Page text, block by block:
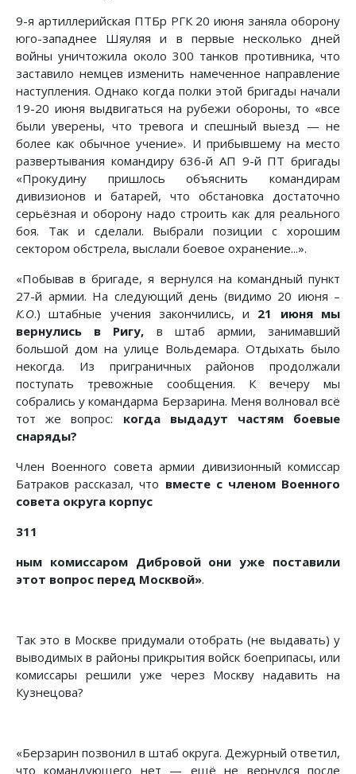
9-я артиллерийская ПТБр РГК 20 июня заняла оборону
юго-западнее Шяуляя и в первые несколько дней
войны уничтожила около 300 танков противника, что
заставило немцев изменить намеченное направление
наступления. Однако когда полки этой бригады начали
19-20 июня выдвигаться на рубежи обороны, то «все
были уверены, что тревога и спешный выезд — не
более как обычное учение». И прибывшему на место
развертывания командиру 636-й АП 9-й ПТ бригады
«Прокудину пришлось объяснить командирам
дивизионов и батарей, что обстановка достаточно
серьёзная и оборону надо строить как для реального
боя. Так и сделали. Выбрали позиции с хорошим
сектором обстрела, выслали боевое охранение...».
«Побывав в бригаде, я вернулся на командный пункт
27-й армии. На следующий день (видимо 20 июня –
К.О.) штабные учения закончились, и 21 июня мы
вернулись в Ригу, в штаб армии, занимавший
большой дом на улице Вольдемара. Отдыхать было
некогда. Из приграничных районов продолжали
поступать тревожные сообщения. К вечеру мы
собрались у командарма Берзарина. Меня волновал всё
тот же вопрос: когда выдадут частям боевые
снаряды?
Член Военного совета армии дивизионный комиссар
Батраков рассказал, что вместе с членом Военного
совета округа корпус
311
ным комиссаром Дибровой они уже поставили
этот вопрос перед Москвой».
Так это в Москве придумали отобрать (не выдавать) у
выводимых в районы прикрытия войск боеприпасы, или
комиссары решили уже через Москву надавить на
Кузнецова?
«Берзарин позвонил в штаб округа. Дежурный ответил,
что командующего нет — ещё не вернулся после